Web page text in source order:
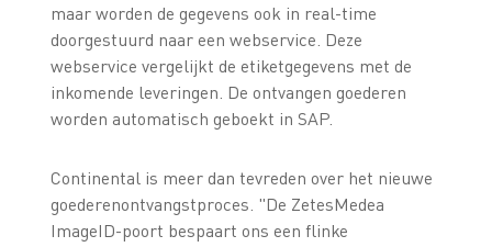
maar worden de gegevens ook in real-time
doorgestuurd naar een webservice. Deze
webservice vergelijkt de etiketgegevens met de
inkomende leveringen. De ontvangen goederen
worden automatisch geboekt in SAP.
Continental is meer dan tevreden over het nieuwe
goederenontvangstproces. "De ZetesMedea
ImageID-poort bespaart ons een flinke